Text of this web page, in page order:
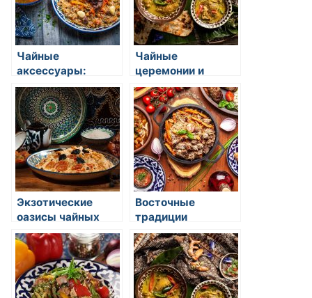
Чайные
аксессуары:
чайники, чашки,
ложки
Чайные
церемонии и
ритуалы:
искусство и
гармония
восточной кухни
Экзотические
оазисы чайных
курортов:
погружение в
островные
радости восточной
кухни
Восточные
традиции
чаепития